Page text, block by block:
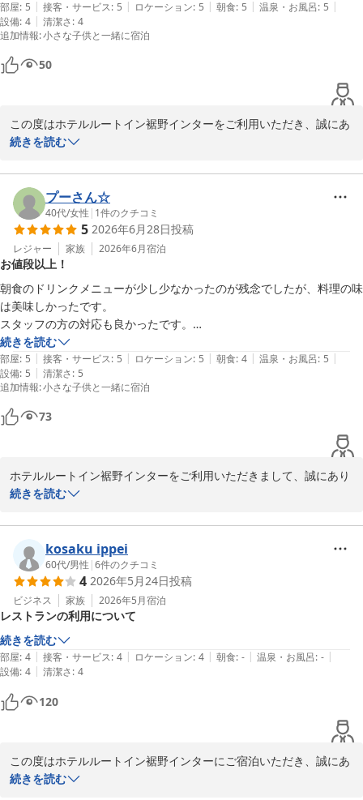
部屋: 5 | 接客・サービス: 5 | ロケーション: 5 | 朝食: 5 | 温泉・お風呂: 5 |
設備: 4 | 清潔さ: 4
追加情報:小さな子供と一緒に宿泊
50
この度はホテルルートイン裾野インターをご利用いただき、誠にあ
りがとうございます。
ご家族でのご滞在に、当ホテルの貸切風呂をご活用いただけたとの
こと、大変嬉しく存じます。
また、周辺の利便性や客室からの富士山の眺望につきましてもお褒
めのお言葉をいただき、重ねて御礼申し上げます。
当ホテルは東名自動車道『裾野インター』より車で１分/ＪＲ御殿
場線岩波駅から車で２分と、お車でも公共交通機関でもアクセスし
やすい立地にございます。
今後もお客様に快適にお過ごしいただけるよう、サービスの向上に
努めてまいります。
お忙しい中お褒めの寄稿を頂き誠にありがとうございます。
またのお越しをスタッフ一同、心よりお待ちしております。
フロント　金原
2026-07-13
続きを読む
プーさん☆
40代/女性 | 1件のクチコミ
5 2026年6月28日投稿
レジャー 家族 2026年6月宿泊
お値段以上！
朝食のドリンクメニューが少し少なかったのが残念でしたが、料理の味
は美味しかったです。
スタッフの方の対応も良かったです。
インターからも近く便利でした。
この値段ならお得だと思いました。
続きを読む
部屋: 5 | 接客・サービス: 5 | ロケーション: 5 | 朝食: 4 | 温泉・お風呂: 5 |
設備: 5 | 清潔さ: 5
追加情報:小さな子供と一緒に宿泊
73
ホテルルートイン裾野インターをご利用いただきまして、誠にあり
がとうございます。温かいご評価を誠にありがとうございます。朝
ございません。今後の改善に役立ててまいります。料理の味やスタ
ッフの対応、利便性へのご褒めは、私どもの励みです。またのご利
用を心よりお待ちしています。
フロント　富田
ホテルルートイン裾野インター
2026-06-28
続きを読む
kosaku ippei
60代/男性 |6件のクチコミ
4 2026年5月24日投稿
ビジネス 家族 2026年5月宿泊
レストランの利用について
続きを読む
部屋: 4 | 接客・サービス: 4 | ロケーション: 4 | 朝食: - | 温泉・お風呂: - |
設備: 4 | 清潔さ: 4
120
この度はホテルルートイン裾野インターにご宿泊いただき、誠にあ
りがとうございます。
続きを読む